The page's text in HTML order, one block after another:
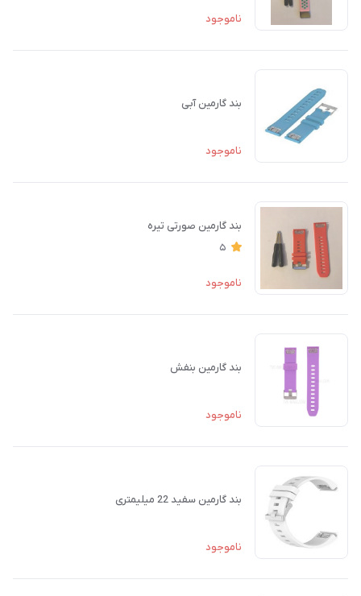
ناموجود
بند گارمین آبی
ناموجود
بند گارمین صورتی تیره
5
ناموجود
بند گارمین بنفش
ناموجود
بند گارمین سفید 22 میلیمتری
ناموجود